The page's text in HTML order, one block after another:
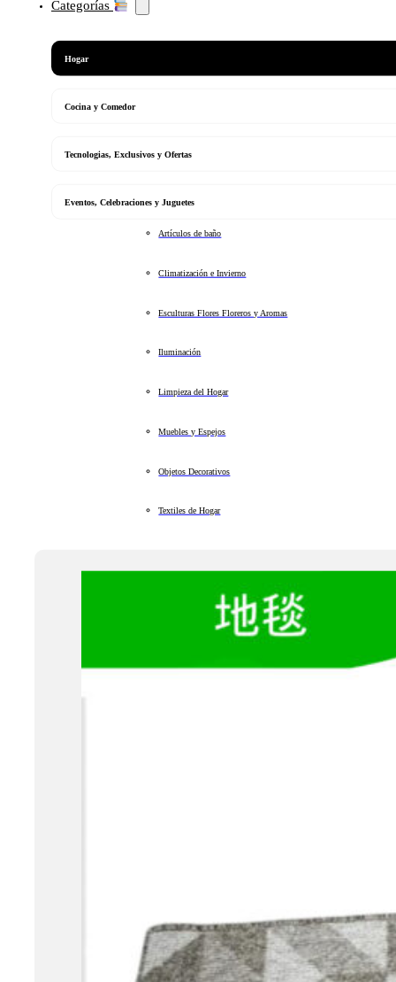
Categorías
Hogar
Cocina y Comedor
Tecnologias, Exclusivos y Ofertas
Eventos, Celebraciones y Juguetes
Artículos de baño
Climatización e Invierno
Esculturas Flores Floreros y Aromas
Iluminación
Limpieza del Hogar
Muebles y Espejos
Objetos Decorativos
Textiles de Hogar